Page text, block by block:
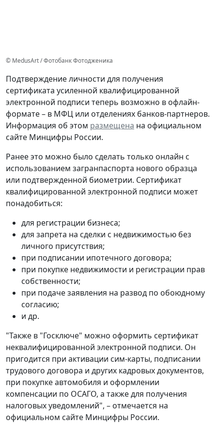
© MedusArt / Фотобанк Фотодженика
Подтверждение личности для получения
сертификата усиленной квалифицированной
электронной подписи теперь возможно в офлайн-
формате – в МФЦ или отделениях банков-партнеров.
Информация об этом размещена на официальном
сайте Минцифры России.
Ранее это можно было сделать только онлайн с
использованием загранпаспорта нового образца
или подтвержденной биометрии. Сертификат
квалифицированной электронной подписи может
понадобиться:
для регистрации бизнеса;
для запрета на сделки с недвижимостью без
личного присутствия;
при подписании ипотечного договора;
при покупке недвижимости и регистрации прав
собственности;
при подаче заявления на развод по обоюдному
согласию;
и др.
"Также в "Госключе" можно оформить сертификат
неквалифицированной электронной подписи. Он
пригодится при активации сим-карты, подписании
трудового договора и других кадровых документов,
при покупке автомобиля и оформлении
компенсации по ОСАГО, а также для получения
налоговых уведомлений", – отмечается на
официальном сайте Минцифры России.